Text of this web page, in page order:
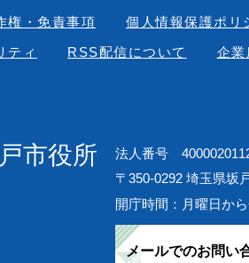
権・免責事項
個人情報保護ポリ
ティ
RSS配信について 企業
市役所
法人番号
〒350-0292 埼玉県坂
開庁時間：月曜日か
メールでのお問い